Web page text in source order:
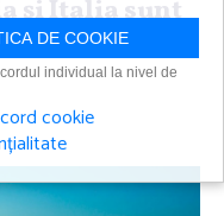
şi Italia sunt
vacanţă
DE COOKIE
individual la nivel de
cookie